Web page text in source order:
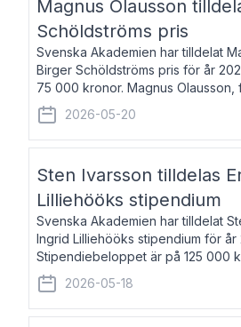
Magnus Olausson
Schöldströms pris
Svenska Akademien har tilldelat
Birger Schöldströms pris för år
75 000 kronor. Magnus Olausson,
bosatt i Stockholm, är konstvetare,
hovman. Han disputerade 1993 vid
2026-05-20
Sten Ivarsson tilldelas
Lilliehööks stipendium
Svenska Akademien har tilldelat
Ingrid Lilliehööks stipendium för år
Stipendiebeloppet är på 125 000
född 1979, är mediateksamordnare
Söderslättsgymnasiet i Trelleborg.
2026-05-18